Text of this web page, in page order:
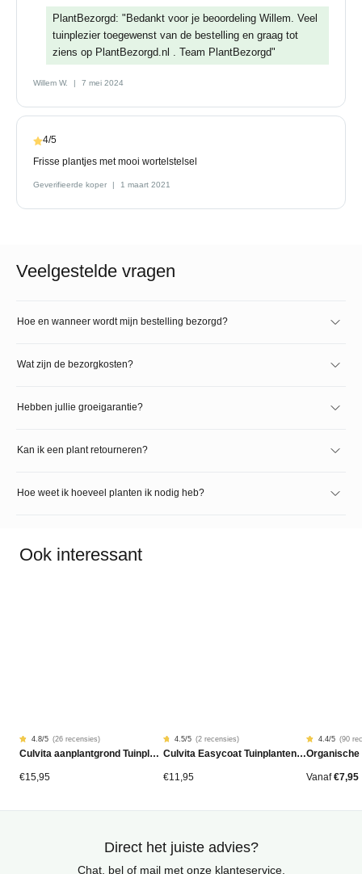
PlantBezorgd: "Bedankt voor je beoordeling Willem. Veel
tuinplezier toegewenst van de bestelling en graag tot
ziens op PlantBezorgd.nl . Team PlantBezorgd"
Willem W. 7 mei 2024
4/5
Frisse plantjes met mooi wortelstelsel
Geverifieerde koper 1 maart 2021
Veelgestelde vragen
Hoe en wanneer wordt mijn bestelling bezorgd?
Wat zijn de bezorgkosten?
Hebben jullie groeigarantie?
Kan ik een plant retourneren?
Hoe weet ik hoeveel planten ik nodig heb?
Ook interessant
Gewaardeerd
4.77
gebaseerd
op
26
4.8/5 (26 recensies)
Culvita aanplantgrond Tuinplanten, Bomen & Hagen BIO 40L
€15,95
Gewaardeerd
4.50
gebaseerd
op
2
4.5/5 (2 recensies)
Culvita Easycoat Tuinplantenmest (langdurige werking)
€11,95
Gewaardeerd
4.42
gebaseerd
op
90
4.4/5 (90
Vanaf €7,95
Direct het juiste advies?
Chat, bel of mail met onze klanteservice.